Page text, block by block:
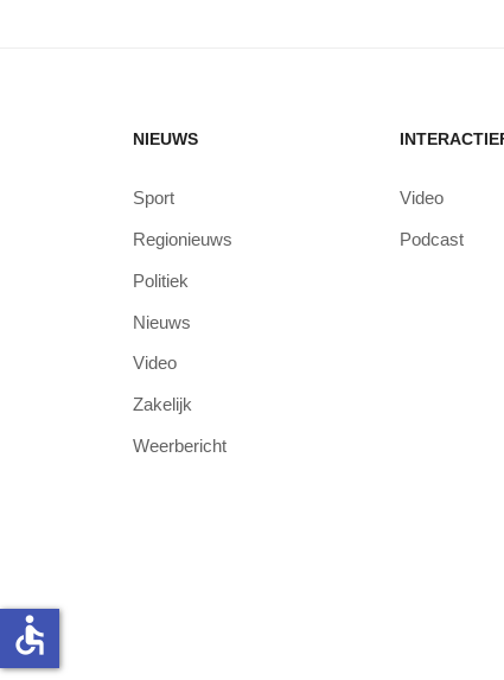
NIEUWS
Sport
Regionieuws
Politiek
Nieuws
Video
Zakelijk
Weerbericht
Video
Podcast
accessible